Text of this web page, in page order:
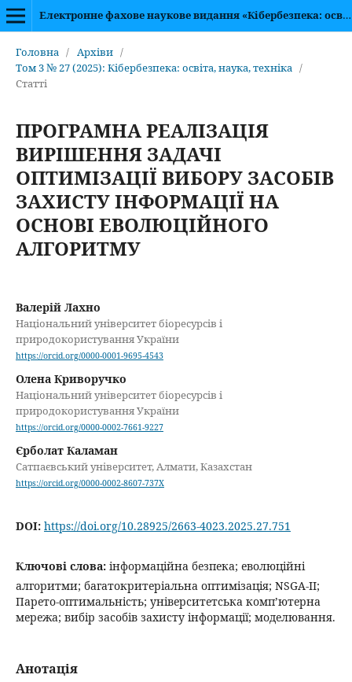
Електронне фахове наукове видання «Кібербезпека: освіта, наука, техніка»
Головна / Архіви /
Том 3 № 27 (2025): Кібербезпека: освіта, наука, техніка /
Статті
ПРОГРАМНА РЕАЛІЗАЦІЯ
ВИРІШЕННЯ ЗАДАЧІ
ОПТИМІЗАЦІЇ ВИБОРУ ЗАСОБІВ
ЗАХИСТУ ІНФОРМАЦІЇ НА
ОСНОВІ ЕВОЛЮЦІЙНОГО
АЛГОРИТМУ
Валерій Лахно
Національний університет біоресурсів і
природокористування України
https://orcid.org/0000-0001-9695-4543
Олена Криворучко
Національний університет біоресурсів і
природокористування України
https://orcid.org/0000-0002-7661-9227
Єрболат Каламан
Сатпаєвський університет, Алмати, Казахстан
https://orcid.org/0000-0002-8607-737X
DOI: https://doi.org/10.28925/2663-4023.2025.27.751
Ключові слова: інформаційна безпека; еволюційні
алгоритми; багатокритеріальна оптимізація; NSGA-II;
Парето-оптимальність; університетська комп’ютерна
мережа; вибір засобів захисту інформації; моделювання.
Анотація